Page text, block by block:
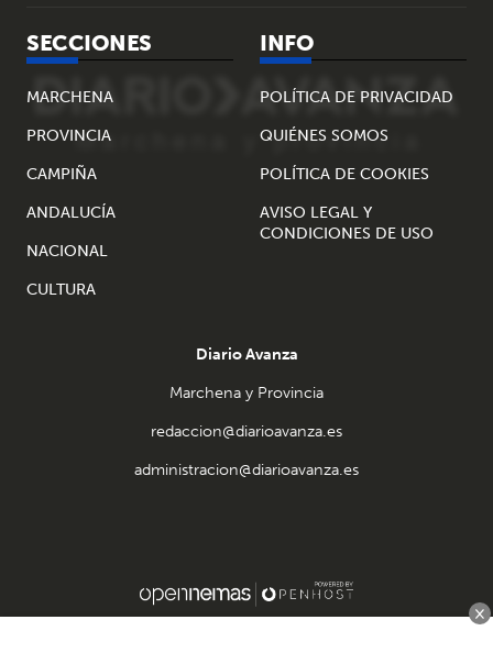
SECCIONES
MARCHENA
PROVINCIA
CAMPIÑA
ANDALUCÍA
NACIONAL
CULTURA
INFO
POLÍTICA DE PRIVACIDAD
QUIÉNES SOMOS
POLÍTICA DE COOKIES
AVISO LEGAL Y
CONDICIONES DE USO
Diario Avanza
Marchena y Provincia
redaccion@diarioavanza.es
administracion@diarioavanza.es
×